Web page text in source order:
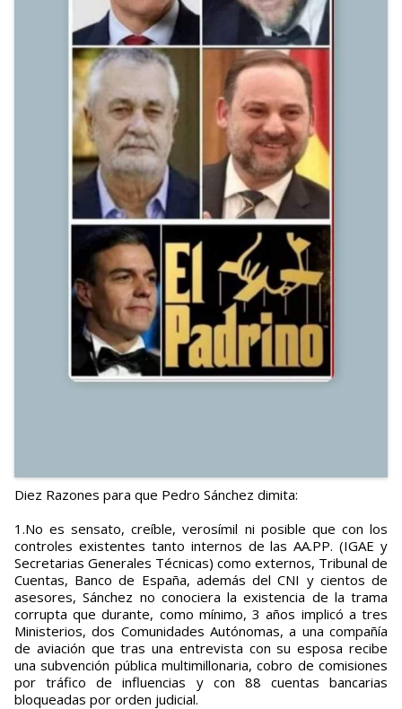
Diez Razones para que Pedro Sánchez dimita:
1.No es sensato, creíble, verosímil ni posible que con los
controles existentes tanto internos de las AA.PP. (IGAE y
Secretarias Generales Técnicas) como externos, Tribunal de
Cuentas, Banco de España, además del CNI y cientos de
asesores, Sánchez no conociera la existencia de la trama
corrupta que durante, como mínimo, 3 años implicó a tres
Ministerios, dos Comunidades Autónomas, a una compañía
de aviación que tras una entrevista con su esposa recibe
una subvención pública multimillonaria, cobro de comisiones
por tráfico de influencias y con 88 cuentas bancarias
bloqueadas por orden judicial.